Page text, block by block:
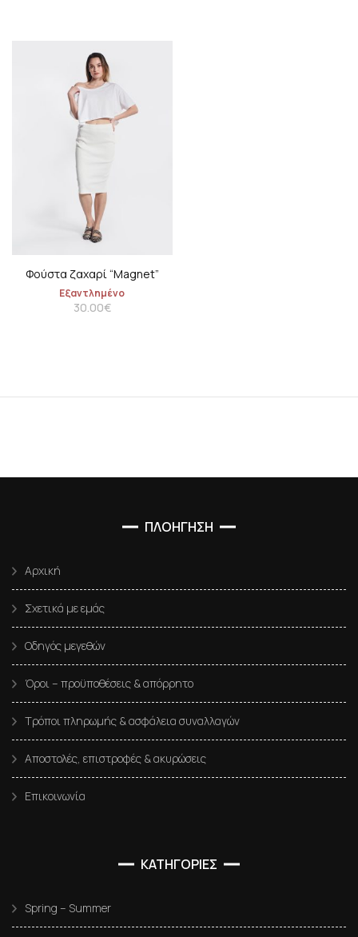
Φούστα ζαχαρί “Μagnet”
Εξαντλημένο
30.00€
ΠΛΟΗΓΗΣΗ
Αρχική
Σχετικά με εμάς
Οδηγός μεγεθών
Όροι – προϋποθέσεις & απόρρητο
Τρόποι πληρωμής & ασφάλεια συναλλαγών
Αποστολές, επιστροφές & ακυρώσεις
Επικοινωνία
ΚΑΤΗΓΟΡΙΕΣ
Spring – Summer